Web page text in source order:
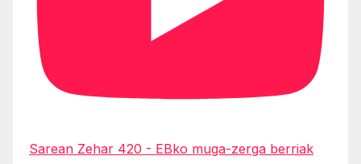
Sarean Zehar 420 - EBko muga-zerga berriak